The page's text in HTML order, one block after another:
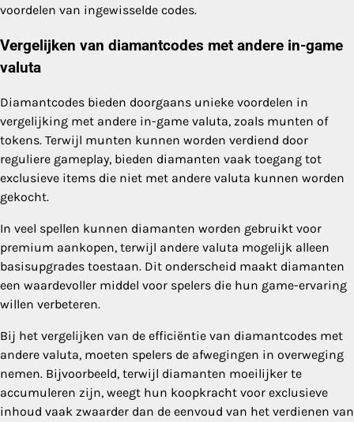
voordelen van ingewisselde codes.
Vergelijken van diamantcodes met andere in-game
valuta
Diamantcodes bieden doorgaans unieke voordelen in
vergelijking met andere in-game valuta, zoals munten of
tokens. Terwijl munten kunnen worden verdiend door
reguliere gameplay, bieden diamanten vaak toegang tot
exclusieve items die niet met andere valuta kunnen worden
gekocht.
In veel spellen kunnen diamanten worden gebruikt voor
premium aankopen, terwijl andere valuta mogelijk alleen
basisupgrades toestaan. Dit onderscheid maakt diamanten
een waardevoller middel voor spelers die hun game-ervaring
willen verbeteren.
Bij het vergelijken van de efficiëntie van diamantcodes met
andere valuta, moeten spelers de afwegingen in overweging
nemen. Bijvoorbeeld, terwijl diamanten moeilijker te
accumuleren zijn, weegt hun koopkracht voor exclusieve
inhoud vaak zwaarder dan de eenvoud van het verdienen van